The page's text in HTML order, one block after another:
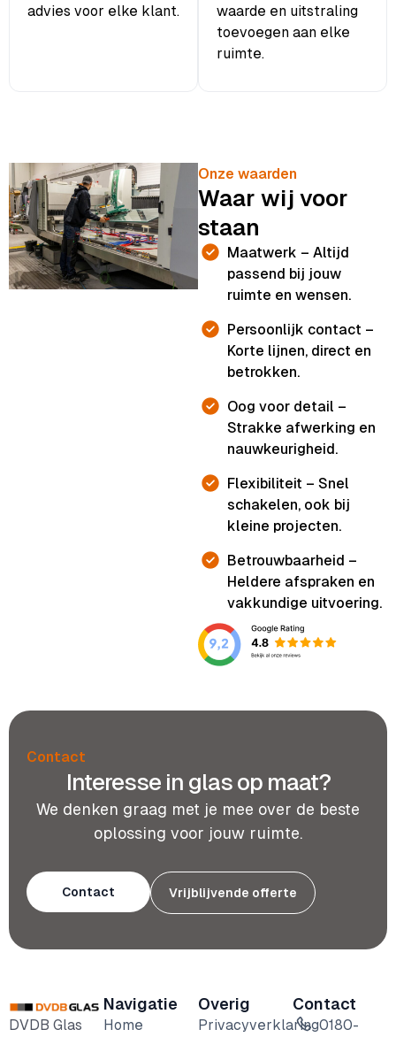
advies voor elke klant.
waarde en uitstraling
toevoegen aan elke
ruimte.
Onze waarden
Waar wij voor
staan
Maatwerk – Altijd
passend bij jouw
ruimte en wensen.
Persoonlijk contact –
Korte lijnen, direct en
betrokken.
Oog voor detail –
Strakke afwerking en
nauwkeurigheid.
Flexibiliteit – Snel
schakelen, ook bij
kleine projecten.
Betrouwbaarheid –
Heldere afspraken en
vakkundige uitvoering.
Contact
Interesse in glas op maat?
We denken graag met je mee over de beste
oplossing voor jouw ruimte.
Contact Vrijblijvende offerte
DVDB Glas
Navigatie
Home
Overig
Privacyverklaring
Contact
0180-